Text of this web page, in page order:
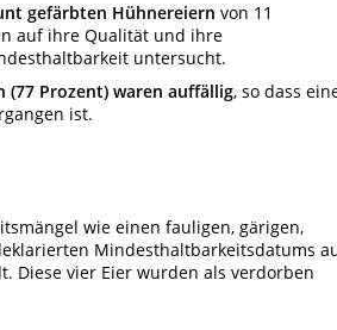
gefärbten Hühnereiern von 11
auf ihre Qualität und ihre
untersucht.
(77 Prozent) waren auffällig, so dass
ist.
wie einen fauligen, gärigen,
Mindesthaltbarkeitsdatums
Diese vier Eier wurden als verdorben